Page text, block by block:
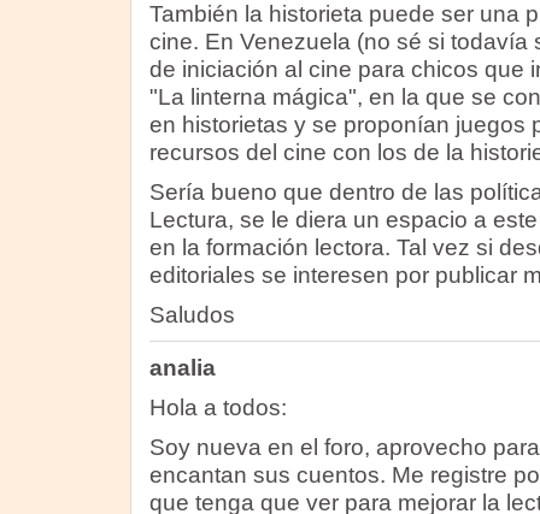
También la historieta puede ser una
cine. En Venezuela (no sé si todavía
de iniciación al cine para chicos que
"La linterna mágica", en la que se
en historietas y se proponían juegos
recursos del cine con los de la
Sería bueno que dentro de las
Lectura, se le diera un espacio a
en la formación lectora. Tal vez si
editoriales se interesen por publicar
Saludos
analia
Hola a todos:
Soy nueva en el foro, aprovecho
encantan sus cuentos. Me registre
que tenga que ver para mejorar la